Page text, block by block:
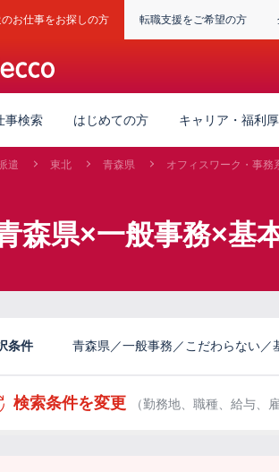
お仕事をお探しの方 転職支援をご希望の方
事検索 はじめての方 キャリア・福利
遣 東北 青森県 オフィスワーク・事務
青森県×一般事務×基
条件 青森県／一般事務／こだわらない／
検索条件を変更 （勤務地、職種、給与、